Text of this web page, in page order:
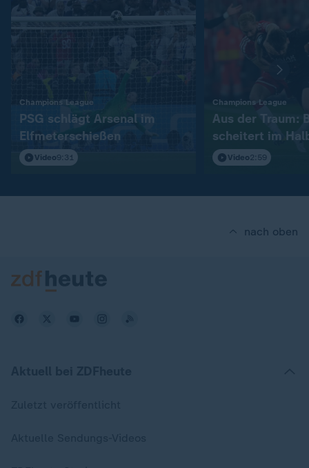
Champions League
PSG schlägt Arsenal im
Elfmeterschießen
Video9:31
Champions League
Aus der Traum:
scheitert im
Video2:59
nach oben